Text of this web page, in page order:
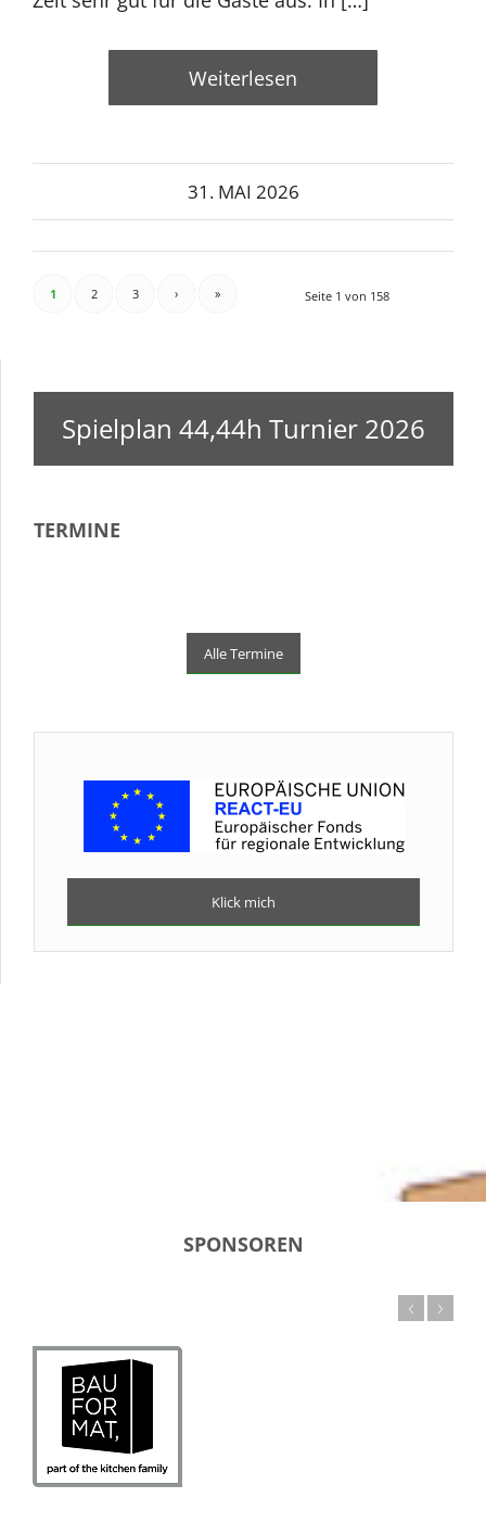
Weiterlesen
31. MAI 2026
Seite 1 von 158
1 2 3 › »
Spielplan 44,44h Turnier 2026
TERMINE
Alle Termine
Klick mich
SPONSOREN